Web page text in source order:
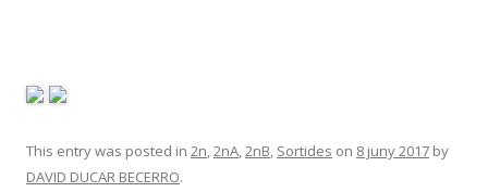
This entry was posted in 2n,2nA,2nB, Sortides on 8 juny 2017 by
DAVID DUCAR BECERRO.